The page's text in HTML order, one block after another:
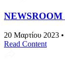
20 Μαρτίου 2023 •
Read Content